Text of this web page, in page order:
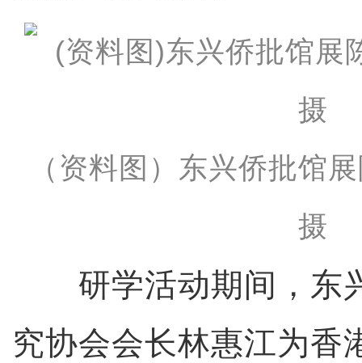
（资料图）东兴侨批馆
摄
研学活动期间，东
究协会会长林惠江为香